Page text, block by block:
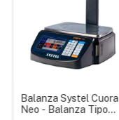
Balanza Systel Cuora
Neo - Balanza Tipo